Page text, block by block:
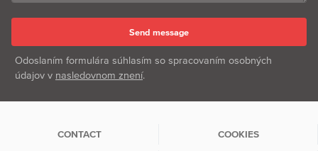
Odoslaním formulára súhlasím so spracovaním osobných
údajov v nasledovnom znení.
CONTACT COOKIES